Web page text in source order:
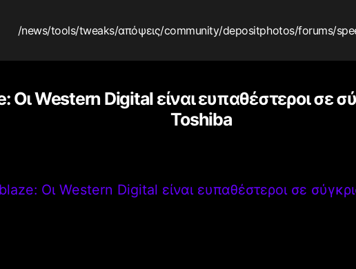
/news/tools/tweaks/απόψεις/community/depositphotos/forums/
Οι Western Digital είναι ευπαθέστεροι σε
Toshiba
Οι Western Digital είναι ευπαθέστεροι σε